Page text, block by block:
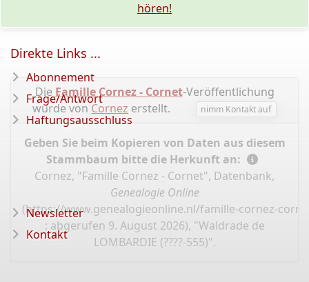
hören!
Die Famille Cornez - Cornet-Veröffentlichung
wurde von Cornez erstellt. nimm Kontakt auf
Geben Sie beim Kopieren von Daten aus diesem
Stammbaum bitte die Herkunft an:
Cornez, "Famille Cornez - Cornet", Datenbank,
Genealogie Online
(https://www.genealogieonline.nl/famille-cornez-
: abgerufen 9. August 2026), "Waldrade de
LOMBARDIE (????-555)".
Direkte Links ...
Abonnement
Frage/Antwort
Haftungsausschluss
Newsletter
Kontakt